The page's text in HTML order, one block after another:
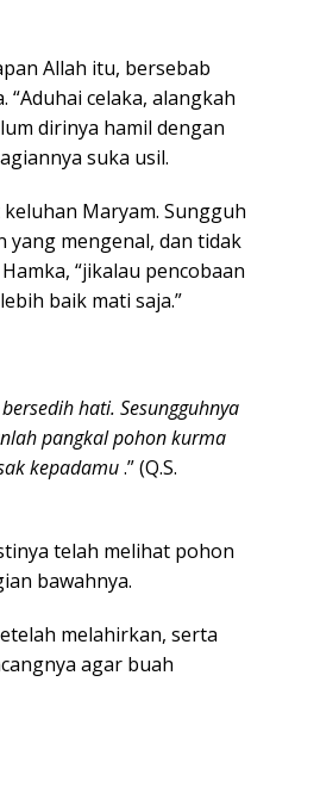
Allah itu, bersebab
celaka, alangkah
dirinya hamil dengan
suka usil.
Maryam. Sungguh
yang mengenal, dan tidak
“jikalau pencobaan
baik mati saja.”
hati. Sesungguhnya
pangkal pohon kurma
kepadamu.” (Q.S.
telah melihat pohon
bawahnya.
melahirkan, serta
agar buah